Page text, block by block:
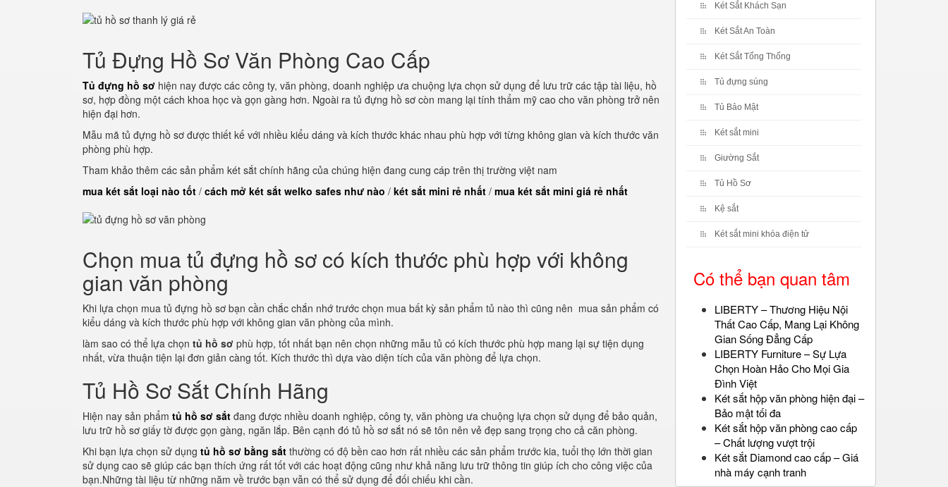
Tủ Đựng Hồ Sơ Văn Phòng Cao Cấp
Tủ đựng hồ sơ hiện nay được các công ty, văn phòng, doanh nghiệp ưa chuộng lựa chọn sử dụng để lưu trữ các tập tài liệu, hồ
sơ, hợp đồng một cách khoa học và gọn gàng hơn. Ngoài ra tủ đựng hồ sơ còn mang lại tính thẩm mỹ cao cho văn phòng trở nên
hiện đại hơn.
Mẫu mã tủ đựng hồ sơ được thiết kế với nhiều kiểu dáng và kích thước khác nhau phù hợp với từng không gian và kích thước văn
phòng phù hợp.
Tham khảo thêm các sản phẩm két sắt chính hãng của chúng hiện đang cung cáp trên thị trường việt nam
mua két sắt loại nào tốt / cách mở két sắt welko safes như nào / két sắt mini rẻ nhất / mua két sắt mini giá rẻ nhất
Chọn mua tủ đựng hồ sơ có kích thước phù hợp với không
gian văn phòng
Khi lựa chọn mua tủ đựng hồ sơ bạn cần chắc chắn nhớ trước chọn mua bất kỳ sản phẩm tủ nào thì cũng nên mua sản phẩm có
kiểu dáng và kích thước phù hợp với không gian văn phòng của mình.
làm sao có thể lựa chọn tủ hồ sơ phù hợp, tốt nhất bạn nên chọn những mẫu tủ có kích thước phù hợp mang lại sự tiện dụng
nhất, vừa thuận tiện lại đơn giản càng tốt. Kích thước thì dựa vào diện tích của văn phòng để lựa chọn.
Tủ Hồ Sơ Sắt Chính Hãng
Hiện nay sản phẩm tủ hồ sơ sắt đang được nhiều doanh nghiệp, công ty, văn phòng ưa chuộng lựa chọn sử dụng để bảo quản,
lưu trữ hồ sơ giấy tờ được gọn gàng, ngăn lắp. Bên cạnh đó tủ hồ sơ sắt nó sẽ tôn nên vẻ đẹp sang trọng cho cả căn phòng.
Khi bạn lựa chọn sử dụng tủ hồ sơ bằng sắt thường có độ bền cao hơn rất nhiều các sản phẩm trước kia, tuổi thọ lớn thời gian
sử dụng cao sẽ giúp các bạn thích ứng rất tốt với các hoạt động cũng như khả năng lưu trữ thông tin giúp ích cho công việc của
bạn.Những tài liệu từ những năm về trước bạn vẫn có thể sử dụng để đối chiếu khi cần.
Két Sắt Khách Sạn
Két Sắt An Toàn
Két Sắt Tổng Thống
Tủ đựng súng
Tủ Bảo Mật
Két sắt mini
Giường Sắt
Tủ Hồ Sơ
Kệ sắt
Két sắt mini khóa điện tử
Có thể bạn quan tâm
LIBERTY – Thương Hiệu Nội
Thất Cao Cấp, Mang Lại Không
Gian Sống Đẳng Cấp
LIBERTY Furniture – Sự Lựa
Chọn Hoàn Hảo Cho Mọi Gia
Đình Việt
Két sắt hộp văn phòng hiện đại –
Bảo mật tối đa
Két sắt hộp văn phòng cao cấp
– Chất lượng vượt trội
Két sắt Diamond cao cấp – Giá
nhà máy cạnh tranh